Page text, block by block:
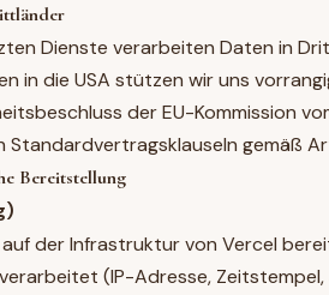
Dienste verarbeiten Daten in
in die USA stützen wir uns
der EU-Kommission
Standardvertragsklauseln gemäß
Bereitstellung
der Infrastruktur von Vercel
(IP-Adresse,